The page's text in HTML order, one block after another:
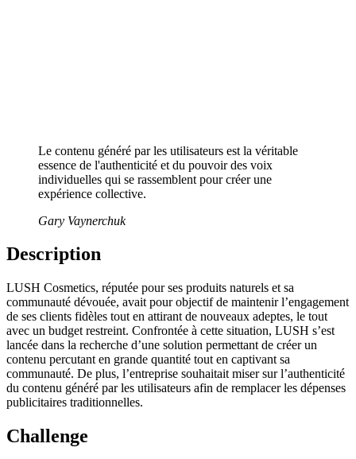
Le contenu généré par les utilisateurs est la véritable
essence de l'authenticité et du pouvoir des voix
individuelles qui se rassemblent pour créer une
expérience collective.
Gary Vaynerchuk
Description
LUSH Cosmetics, réputée pour ses produits naturels et sa
communauté dévouée, avait pour objectif de maintenir l’engagement
de ses clients fidèles tout en attirant de nouveaux adeptes, le tout
avec un budget restreint. Confrontée à cette situation, LUSH s’est
lancée dans la recherche d’une solution permettant de créer un
contenu percutant en grande quantité tout en captivant sa
communauté. De plus, l’entreprise souhaitait miser sur l’authenticité
du contenu généré par les utilisateurs afin de remplacer les dépenses
publicitaires traditionnelles.
Challenge